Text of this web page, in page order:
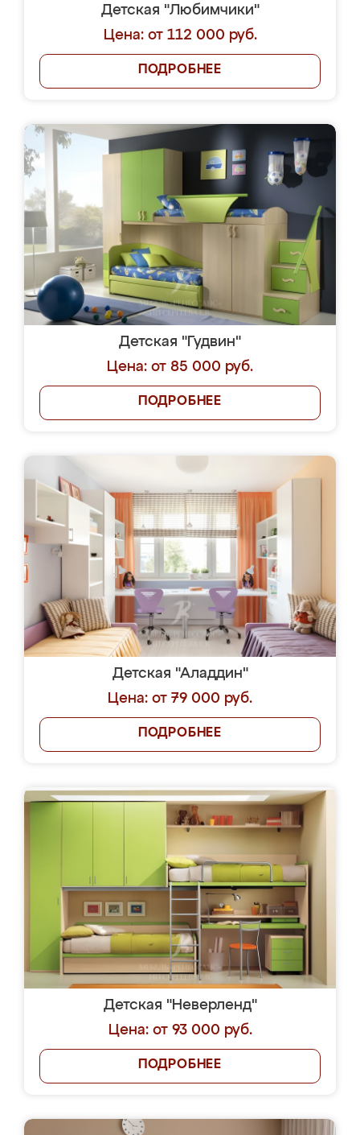
Детская "Любимчики"
Цена: от 112 000 руб.
ПОДРОБНЕЕ
Детская "Гудвин"
Цена: от 85 000 руб.
ПОДРОБНЕЕ
Детская "Аладдин"
Цена: от 79 000 руб.
ПОДРОБНЕЕ
Детская "Неверленд"
Цена: от 93 000 руб.
ПОДРОБНЕЕ